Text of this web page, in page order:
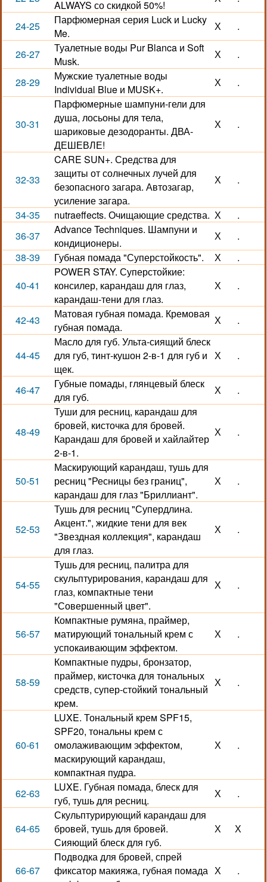
ALWAYS со скидкой 50%!
24-25
Парфюмерная серия Luck и Lucky
Me.
Х .
26-27
Туалетные воды Pur Blanca и Soft
Musk.
Х .
28-29
Мужские туалетные воды
Individual Blue и MUSK+.
Х .
30-31
Парфюмерные шампуни-гели для
душа, лосьоны для тела,
шариковые дезодоранты. ДВА-
ДЕШЕВЛЕ!
Х .
32-33
CARE SUN+. Средства для
защиты от солнечных лучей для
безопасного загара. Автозагар,
усиление загара.
Х .
34-35 nutraeffects. Очищающие средства. Х
.
36-37
Advance Techniques. Шампуни и
кондиционеры.
Х
.
38-39
Губная помада "Суперстойкость". Х .
40-41
POWER STAY. Суперстойкие:
консилер, карандаш для глаз,
карандаш-тени для глаз.
Х .
42-43
Матовая губная помада. Кремовая
губная помада.
Х .
44-45
Масло для губ. Ульта-сиящий блеск
для губ, тинт-кушон 2-в-1 для губ и
щек.
Х .
46-47
Губные помады, глянцевый блеск
для губ.
Х .
48-49
Туши для ресниц, карандаш для
бровей, кисточка для бровей.
Карандаш для бровей и хайлайтер
2-в-1.
Х .
50-51
Маскирующий карандаш, тушь для
ресниц "Ресницы без границ",
карандаш для глаз "Бриллиант".
Х .
52-53
Тушь для ресниц "Супердлина.
Акцент.", жидкие тени для век
"Звездная коллекция", карандаш
для глаз.
Х .
54-55
Тушь для ресниц, палитра для
скульптурирования, карандаш для
глаз, компактные тени
"Совершенный цвет".
Х .
56-57
Компактные румяна, праймер,
матирующий тональный крем с
успокаивающим эффектом.
Х .
58-59
Компактные пудры, бронзатор,
праймер, кисточка для тональных
средств, супер-стойкий тональный
крем.
Х .
60-61
LUXE. Тональный крем SPF15,
SPF20, тональны крем с
омолаживающим эффектом,
маскирующий карандаш,
компактная пудра.
Х .
62-63
LUXE. Губная помада, блеск для
губ, тушь для ресниц.
Х .
64-65
Скульптурирующий карандаш для
бровей, тушь для бровей.
Сияющий блеск для губ.
Х Х
66-67
Подводка для бровей, спрей
фиксатор макияжа, губная помада Х .